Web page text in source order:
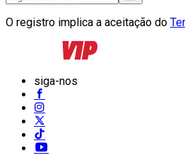
O registro implica a aceitação do
siga-nos